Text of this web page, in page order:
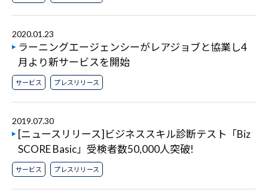
2020.01.23
ラーニングエージェンシーがレアジョブと協業し4
月より新サービスを開始
サービス プレスリリース
2019.07.30
[ニュースリリース]ビジネススキル診断テスト「Biz
SCORE Basic」受検者数50,000人突破!
サービス プレスリリース